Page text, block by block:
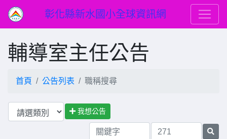
彰化縣新水國小全球資訊網
輔導室主任公告
首頁 公告列表 職稱搜尋
我想公告